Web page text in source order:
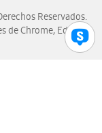
Reservados.
de Chrome, Edge,